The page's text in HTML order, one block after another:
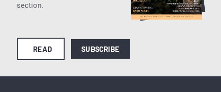
section.
READ SUBSCRIBE